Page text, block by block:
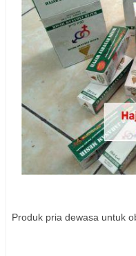
Produk pria dewasa untuk